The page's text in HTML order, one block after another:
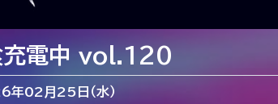
充電中 vol.120
年02月25日（水）